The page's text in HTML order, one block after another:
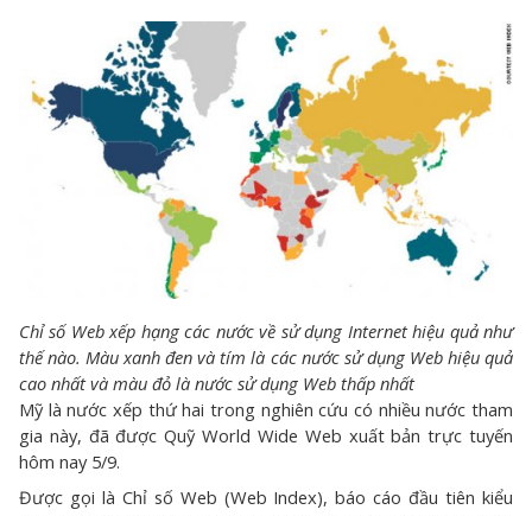
Chỉ số Web xếp hạng các nước về sử dụng Internet hiệu quả như
thế nào. Màu xanh đen và tím là các nước sử dụng Web hiệu quả
cao nhất và màu đỏ là nước sử dụng Web thấp nhất
Mỹ là nước xếp thứ hai trong nghiên cứu có nhiều nước tham
gia này, đã được Quỹ World Wide Web xuất bản trực tuyến
hôm nay 5/9.
Được gọi là Chỉ số Web (Web Index), báo cáo đầu tiên kiểu